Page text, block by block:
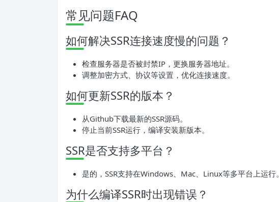
常见问题FAQ
如何解决SSR连接速度慢的问题？
检查服务器是否被封禁IP，更换服务器地址。
调整加密方式、协议等设置，优化连接速度。
如何更新SSR的版本？
从Github下载最新的SSR源码。
停止当前SSR运行，编译安装新版本。
SSR是否支持多平台？
是的，SSR支持在Windows、Mac、Linux等多平台上运行。
为什么编译SSR时出现错误？